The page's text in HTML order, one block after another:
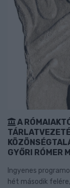
A
GYŐRI RÓMER
Ingyenes
hét második